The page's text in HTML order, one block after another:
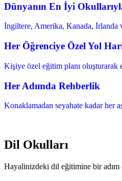
Dünyanın En İyi
İngiltere, Amerika, Kanada, İrlanda
Her Öğrenciye Özel Yol
Kişiye özel eğitim planı
Her Adımda Rehberlik
Konaklamadan seyahate kadar her
Dil Okulları
Hayalinizdeki dil eğitimine bir adım